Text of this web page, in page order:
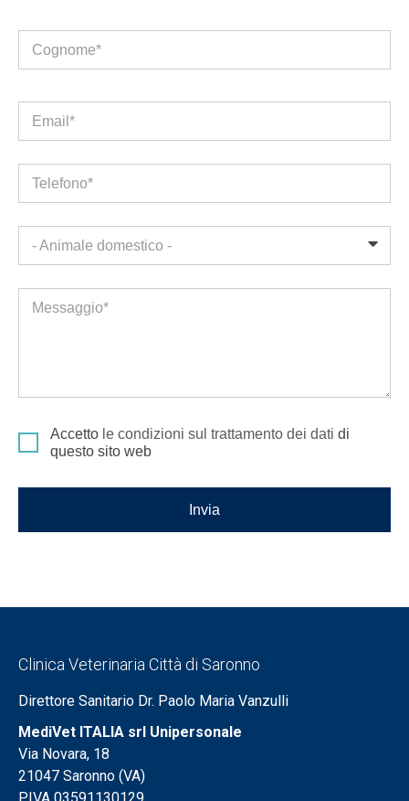
Cognome*
Email*
Telefono*
- Animale domestico -
Messaggio*
Accetto le condizioni sul trattamento dei dati di
questo sito web
Invia
Clinica Veterinaria Città di Saronno
Direttore Sanitario Dr. Paolo Maria Vanzulli
MediVet ITALIA srl Unipersonale
Via Novara, 18
21047 Saronno (VA)